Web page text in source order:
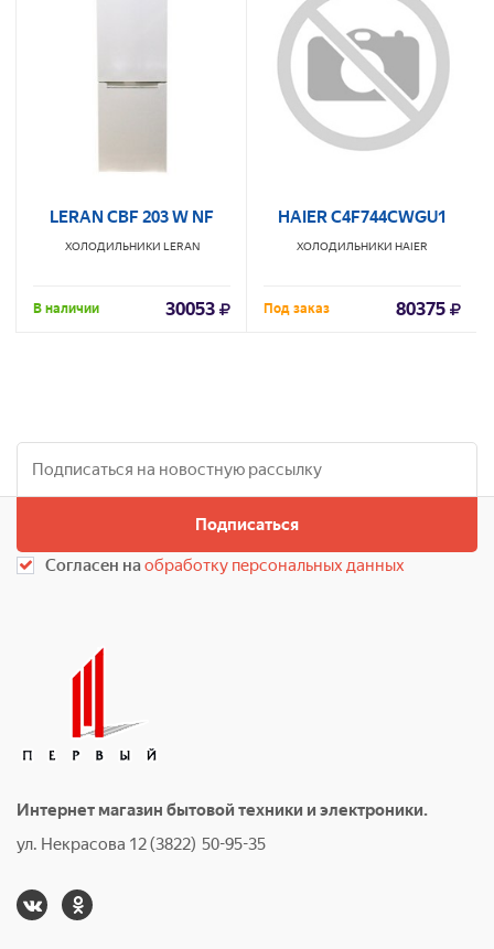
LERAN CBF 203 W NF
ХОЛОДИЛЬНИКИ LERAN
В наличии 30053
HAIER C4F744CWGU1
ХОЛОДИЛЬНИКИ HAIER
Под заказ 80375
Подписаться
Согласен наобработку персональных данных
Интернет магазин бытовой техники и электроники.
ул. Некрасова 12 (3822) 50-95-35